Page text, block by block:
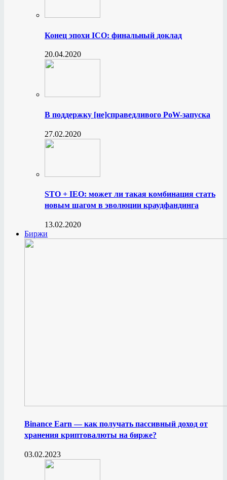
Конец эпохи ICO: финальный доклад
20.04.2020
В поддержку [не]справедливого PoW-запуска
27.02.2020
STO + IEO: может ли такая комбинация стать
новым шагом в эволюции краудфандинга
13.02.2020
Биржи
Binance Earn — как получать пассивный доход от
хранения криптовалюты на бирже?
03.02.2023